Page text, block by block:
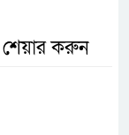
শেয়ার করুন